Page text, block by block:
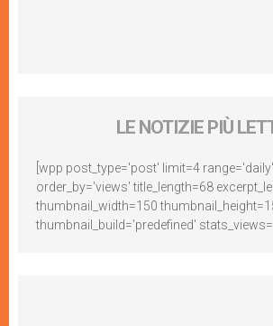
LE NOTIZIE PIÙ
[wpp post_type='post' limit=4 range='daily'
order_by='views' title_length=68
thumbnail_width=150
thumbnail_build='predefined'